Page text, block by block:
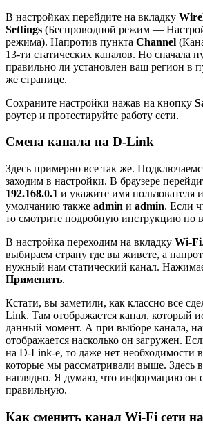
В настройках перейдите на вкладку
Settings (Беспроводной режим —
режима). Напротив пункта Channel
13-ти статических каналов. Но сначала
правильно ли установлен ваш регион в
же странице.
Сохраните настройки нажав на кнопку
роутер и протестируйте работу сети.
Смена канала на D-Link
Здесь примерно все так же.
заходим в настройки. В браузере
192.168.0.1 и укажите имя пользователя
умолчанию также admin и admin. Если
то смотрите подробную инструкцию по
В настройка переходим на вкладку Wi-Fi
выбираем страну где вы живете, а
нужный нам статический канал.
Применить.
Кстати, вы заметили, как классно все
Link. Там отображается канал, который
данный момент. А при выборе канала,
отображается насколько он загружен.
на D-Link-е, то даже нет необходимости
которые мы рассматривали выше. Здесь
наглядно. Я думаю, что информацию он
правильную.
Как сменить канал Wi-Fi сети на